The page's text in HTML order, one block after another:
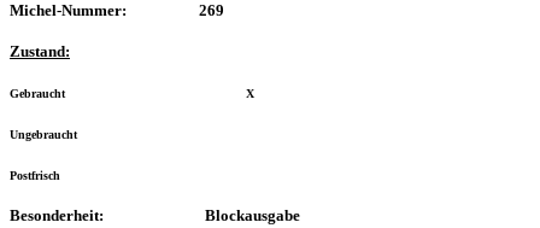
Michel-Nummer: 269
Zustand:
Gebraucht X
Ungebraucht
Postfrisch
Besonderheit: Blockausgabe